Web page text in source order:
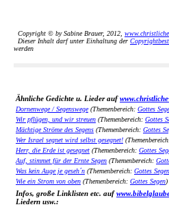
Copyright © by Sabine Brauer, 2012,
Dieser Inhalt darf unter Einhaltung der
werden
Ähnliche Gedichte u. Lieder auf
Dornenwege / Segenswege(Themenbereich: Gottes
Wir pflügen, und wir streuen (Themenbereich: Gottes
Mächtige Ströme des Segens (Themenbereich: Gottes
Wer Israel segnet wird selbst gesegnet!
Herr, die Erde ist gesegnet (Themenbereich: Gottes
Auf, stimmet für der Ernte Segen (Themenbereich:
Was kein Auge je geseh´n (Themenbereich: Gottes Segen
Wie ein Strom von oben (Themenbereich: Gottes Segen)
Infos, große Linklisten etc. auf
Liedern usw.: